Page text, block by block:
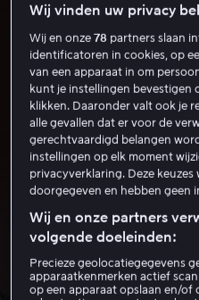
Wij vinden uw privacy
Wij en onze78 partners slaan
identificatoren in cookies, op
van een apparaat in om
kunt je instellingen bevestigen
klikken. Daaronder valt ook je
alle gevallen dat er voor de
gerechtvaardigd belangen
instellingen op elk moment
privacyverklaring. Deze
doorgegeven en hebben geen
Wij en onze partners
volgende doeleinden:
Precieze geolocatiegegevens
apparaatkenmerken actief
op een apparaat opslaan en/of